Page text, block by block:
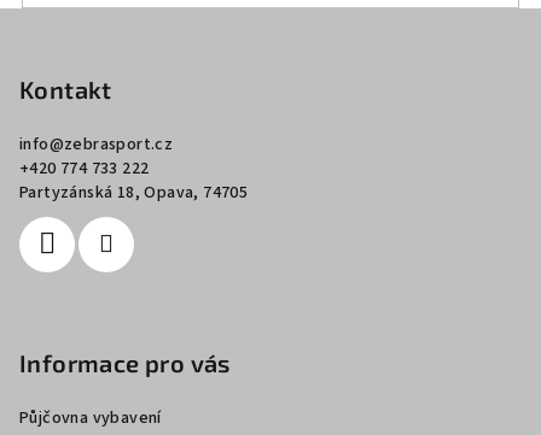
Kontakt
info@zebrasport.cz
+420 774 733 222
Partyzánská 18, Opava, 74705
Informace pro vás
Půjčovna vybavení